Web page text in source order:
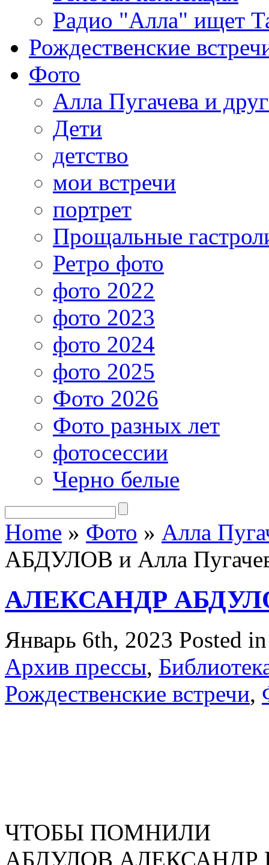
Радио "Алла" ищет
Рождественские
Фото
Алла Пугачева и
Дети
детство
мои встречи
портрет
Прощальные
Ретро фото
фото 2022
фото 2023
фото 2024
фото 2025
Фото 2026
Фото разных лет
фотосессии
Черно белые
Home » Фото » Алла
АБДУЛОВ и Алла
АЛЕКСАНДР
Январь 6th, 2023 Posted
Архив прессы,
Рождественские встречи,
ЧТОБЫ ПОМНИЛИ
АБДУЛОВ АЛЕКСАНДР